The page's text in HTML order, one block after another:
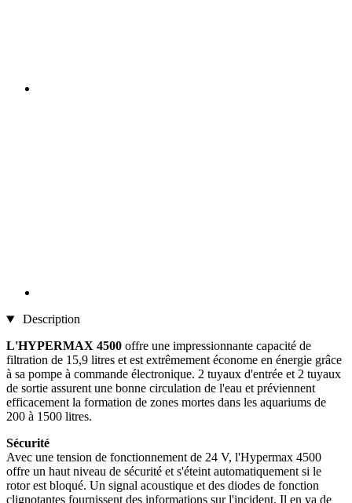
Description
L'HYPERMAX 4500 offre une impressionnante capacité de
filtration de 15,9 litres et est extrêmement économe en énergie grâce
à sa pompe à commande électronique. 2 tuyaux d'entrée et 2 tuyaux
de sortie assurent une bonne circulation de l'eau et préviennent
efficacement la formation de zones mortes dans les aquariums de
200 à 1500 litres.
Sécurité
Avec une tension de fonctionnement de 24 V, l'Hypermax 4500
offre un haut niveau de sécurité et s'éteint automatiquement si le
rotor est bloqué. Un signal acoustique et des diodes de fonction
clignotantes fournissent des informations sur l'incident. Il en va de